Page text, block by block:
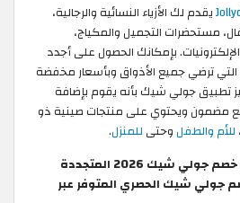
يقدم لك الأزياء النسائية والرجالية،
مستحضرات التجميل والمكياج،
بإمكانك الحصول على أجدد
ترضي جميع الأذواق وبأسعار مخفضة
تطبيق جولي شيك بأنه يقوم بإضافة
مضمون ويحتوي على منتجات صينية ذو
، للأم والطفلوحتى للمنزل.
نقدم لك 1 عروض وأكود خصم جولي شيك 2026 المتجددة
جولي شيك الحصري المتوفر عبر